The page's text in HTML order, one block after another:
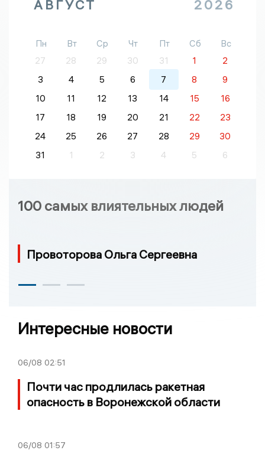
АВГУСТ 2026
Пн Вт Ср Чт Пт Сб
Вс
27
28 29 30 31 1
2
3
4 5 6 7 8
9
10
11 12 13 14 15
16
17
18 19 20 21 22
23
24
25 26 27 28 29
30
31
1 2 3 4 5 6
100 самых влиятельных людей
Провоторова Ольга Сергеевна
Интересные новости
06/08 02:51
Почти час продлилась ракетная
опасность в Воронежской области
06/08 01:57